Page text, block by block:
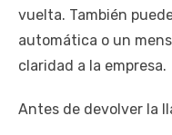
vuelta. También
automática o un
claridad a la empresa.
Antes de devolver la